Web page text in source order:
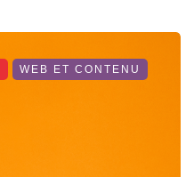
WEB ET CONTENU